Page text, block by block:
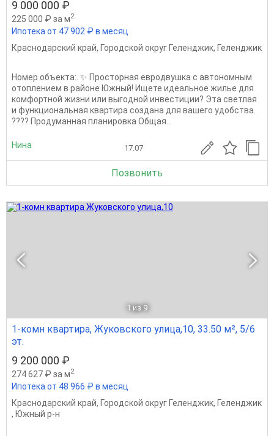
9 000 000 ₽
225 000 ₽ за м2
Ипотека от 47 902 ₽ в месяц
Краснодарский край, Городской округ Геленджик, Геленджик
Номер объекта:. ✨ Просторная евродвушка с автономным
отоплением в районе Южный! Ищете идеальное жилье для
комфортной жизни или выгодной инвестиции? Эта светлая
и функциональная квартира создана для вашего удобства.
???? Продуманная планировка Общая...
Нина 17.07
Позвонить
1 из 9
1-комн квартира, Жуковского улица,10, 33.50 м², 5/6
эт.
9 200 000 ₽
274 627 ₽ за м2
Ипотека от 48 966 ₽ в месяц
Краснодарский край, Городской округ Геленджик, Геленджик
, Южный р-н